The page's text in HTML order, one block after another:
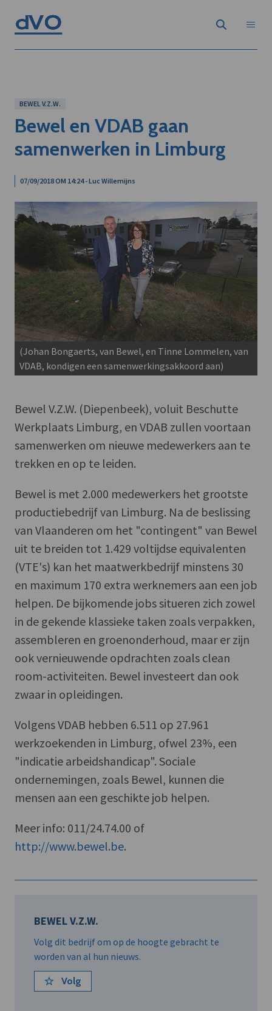
BEWEL V.Z.W.
Bewel en VDAB gaan
samenwerken in Limburg
07/09/2018 OM 14:24 - Luc Willemijns
(Johan Bongaerts, van Bewel, en Tinne Lommelen, van
VDAB, kondigen een samenwerkingsakkoord aan)
Bewel V.Z.W. (Diepenbeek), voluit Beschutte
Werkplaats Limburg, en VDAB zullen voortaan
samenwerken om nieuwe medewerkers aan te
trekken en op te leiden.
Bewel is met 2.000 medewerkers het grootste
productiebedrijf van Limburg. Na de beslissing
van Vlaanderen om het "contingent" van Bewel
uit te breiden tot 1.429 voltijdse equivalenten
(VTE's) kan het maatwerkbedrijf minstens 30
en maximum 170 extra werknemers aan een job
helpen. De bijkomende jobs situeren zich zowel
in de gekende klassieke taken zoals verpakken,
assembleren en groenonderhoud, maar er zijn
ook vernieuwende opdrachten zoals clean
room-activiteiten. Bewel investeert dan ook
zwaar in opleidingen.
Volgens VDAB hebben 6.511 op 27.961
werkzoekenden in Limburg, ofwel 23%, een
"indicatie arbeidshandicap". Sociale
ondernemingen, zoals Bewel, kunnen die
mensen aan een geschikte job helpen.
Meer info: 011/24.74.00 of
http://www.bewel.be.
BEWEL V.Z.W.
Volg dit bedrijf om op de hoogte gebracht te
worden van al hun nieuws.
Volg